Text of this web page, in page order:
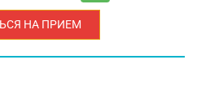
НА ПРИЕМ